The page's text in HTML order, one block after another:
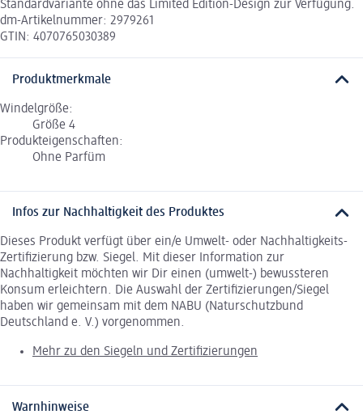
Standardvariante ohne das Limited Edition-Design zur Verfügung.
dm-Artikelnummer: 2979261
GTIN: 4070765030389
Produktmerkmale
Windelgröße:
Größe 4
Produkteigenschaften:
Ohne Parfüm
Infos zur Nachhaltigkeit des Produktes
Dieses Produkt verfügt über ein/e Umwelt- oder Nachhaltigkeits-
Zertifizierung bzw. Siegel. Mit dieser Information zur
Nachhaltigkeit möchten wir Dir einen (umwelt-) bewussteren
Konsum erleichtern. Die Auswahl der Zertifizierungen/Siegel
haben wir gemeinsam mit dem NABU (Naturschutzbund
Deutschland e. V.) vorgenommen.
Mehr zu den Siegeln und Zertifizierungen
Warnhinweise